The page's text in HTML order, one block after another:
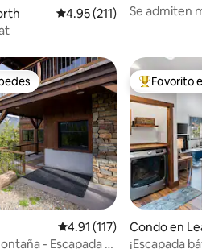
Calificación promedio:
4.95 (211)
Se admiten
reseñasCalificación promedio:
4.91 (117)
- Escapada a
Favorito
Favorito
Condo en
¡Escapada